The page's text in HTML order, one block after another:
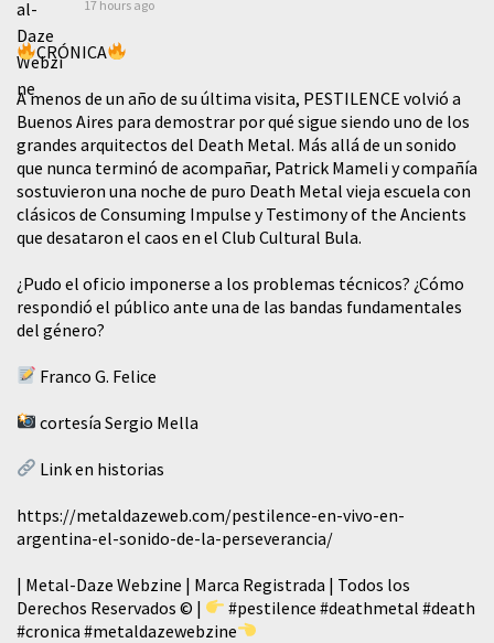
17 hours ago
CRÓNICA
A menos de un año de su última visita, PESTILENCE volvió a
Buenos Aires para demostrar por qué sigue siendo uno de los
grandes arquitectos del Death Metal. Más allá de un sonido
que nunca terminó de acompañar, Patrick Mameli y compañía
sostuvieron una noche de puro Death Metal vieja escuela con
clásicos de Consuming Impulse y Testimony of the Ancients
que desataron el caos en el Club Cultural Bula.
¿Pudo el oficio imponerse a los problemas técnicos? ¿Cómo
respondió el público ante una de las bandas fundamentales
del género?
Franco G. Felice
cortesía Sergio Mella
Link en historias
https://metaldazeweb.com/pestilence-en-vivo-en-
argentina-el-sonido-de-la-perseverancia/
| Metal-Daze Webzine | Marca Registrada | Todos los
Derechos Reservados © |
#pestilence #deathmetal #death
#cronica #metaldazewebzine